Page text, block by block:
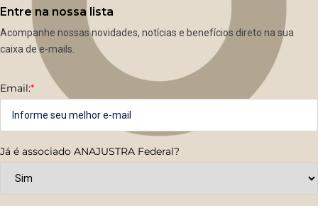
Entre na nossa lista
Acompanhe nossas novidades, notícias e benefícios direto na sua
caixa de e-mails.
Email:*
Já é associado ANAJUSTRA Federal?